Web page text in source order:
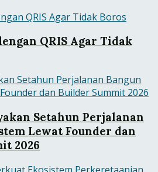
QRIS Agar Tidak
Setahun Perjalanan
Lewat Founder dan
2026